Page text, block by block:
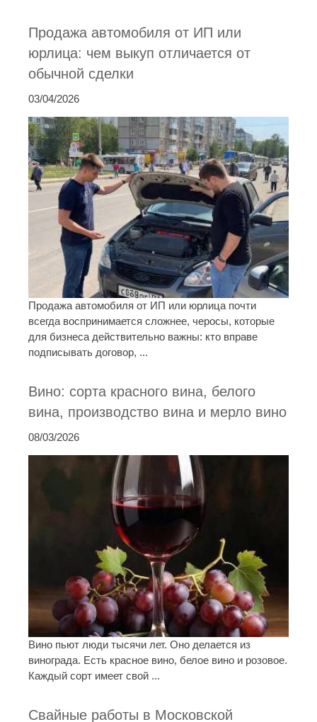
Продажа автомобиля от ИП или
юрлица: чем выкуп отличается от
обычной сделки
03/04/2026
Продажа автомобиля от ИП или юрлица почти
всегда воспринимается сложнее, черосы, которые
для бизнеса действительно важны: кто вправе
подписывать договор, ...
Вино: сорта красного вина, белого
вина, производство вина и мерло вино
08/03/2026
Вино пьют люди тысячи лет. Оно делается из
винограда. Есть красное вино, белое вино и розовое.
Каждый сорт имеет свой ...
Свайные работы в Московской